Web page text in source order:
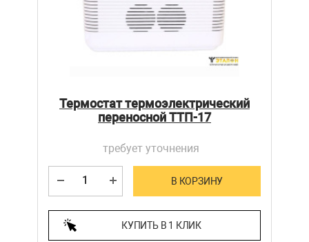
Термостат термоэлектрический
переносной ТТП-17
требует уточнения
В КОРЗИНУ
КУПИТЬ В 1 КЛИК